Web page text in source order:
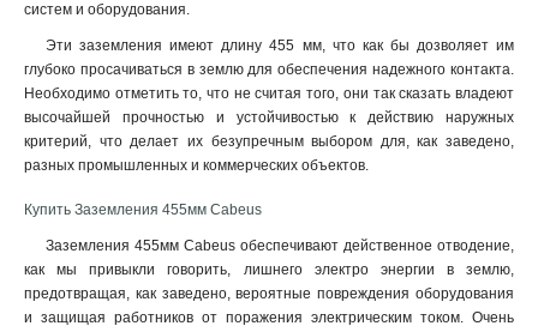
систем и оборудования.
Эти заземления имеют длину 455 мм, что как бы дозволяет им
глубоко просачиваться в землю для обеспечения надежного контакта.
Необходимо отметить то, что не считая того, они так сказать владеют
высочайшей прочностью и устойчивостью к действию наружных
критерий, что делает их безупречным выбором для, как заведено,
разных промышленных и коммерческих объектов.
Купить Заземления 455мм Cabeus
Заземления 455мм Cabeus обеспечивают действенное отводение,
как мы привыкли говорить, лишнего электро энергии в землю,
предотвращая, как заведено, вероятные повреждения оборудования
и защищая работников от поражения электрическим током. Очень